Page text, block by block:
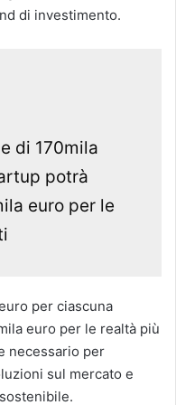
di investimento.
di 170mila
potrà
euro per le
per ciascuna
euro per le realtà più
necessario per
sul mercato e